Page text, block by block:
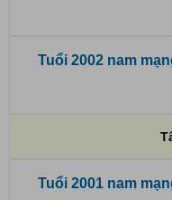
Tuổi 2002 nam
Tuổi 2001 nam